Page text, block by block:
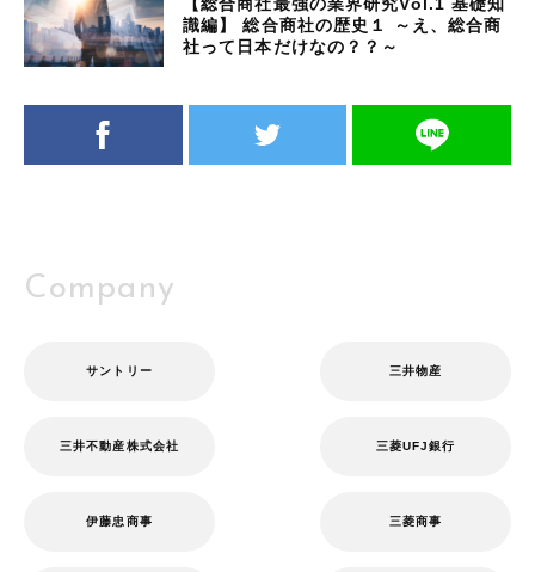
識編】 総合商社の歴史１ ～え、総合商
社って日本だけなの？？～
Company
サントリー 三井物産
三井不動産株式会社 三菱UFJ銀行
伊藤忠商事 三菱商事